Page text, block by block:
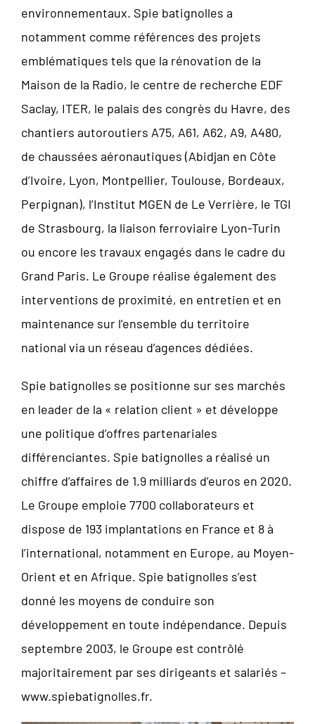
environnementaux. Spie batignolles a
notamment comme références des projets
emblématiques tels que la rénovation de la
Maison de la Radio, le centre de recherche EDF
Saclay, ITER, le palais des congrès du Havre, des
chantiers autoroutiers A75, A61, A62, A9, A480,
de chaussées aéronautiques (Abidjan en Côte
d’Ivoire, Lyon, Montpellier, Toulouse, Bordeaux,
Perpignan), l’Institut MGEN de Le Verrière, le TGI
de Strasbourg, la liaison ferroviaire Lyon-Turin
ou encore les travaux engagés dans le cadre du
Grand Paris. Le Groupe réalise également des
interventions de proximité, en entretien et en
maintenance sur l’ensemble du territoire
national via un réseau d’agences dédiées.
Spie batignolles se positionne sur ses marchés
en leader de la « relation client » et développe
une politique d’offres partenariales
différenciantes. Spie batignolles a réalisé un
chiffre d’affaires de 1.9 milliards d’euros en 2020.
Le Groupe emploie 7700 collaborateurs et
dispose de 193 implantations en France et 8 à
l’international, notamment en Europe, au Moyen-
Orient et en Afrique. Spie batignolles s’est
donné les moyens de conduire son
développement en toute indépendance. Depuis
septembre 2003, le Groupe est contrôlé
majoritairement par ses dirigeants et salariés –
www.spiebatignolles.fr.